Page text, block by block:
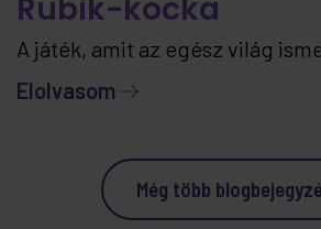
Rubik-kocka
A játék, amit az egész világ
Elolvasom
Még több